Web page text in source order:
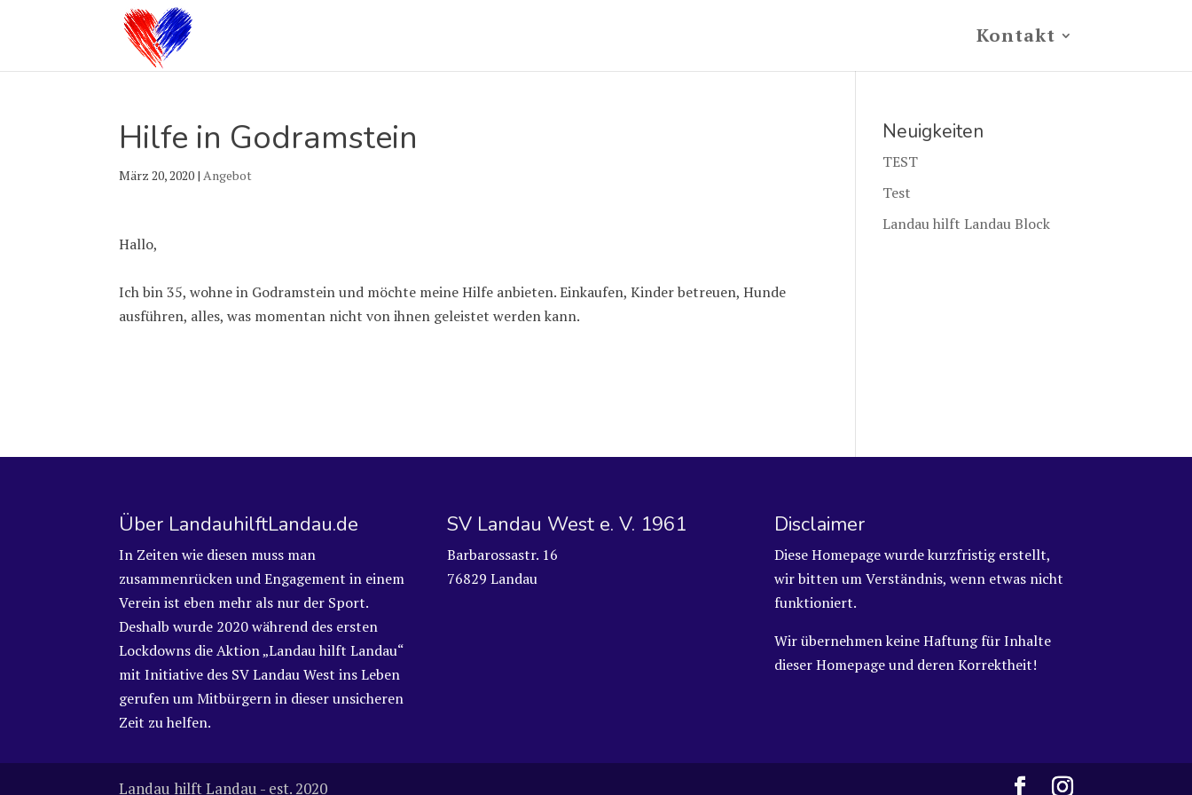
Kontakt
Hilfe in Godramstein
März 20, 2020 |Angebot
Hallo,
Ich bin 35, wohne in Godramstein und möchte meine Hilfe anbieten. Einkaufen, Kinder betreuen, Hunde
ausführen, alles, was momentan nicht von ihnen geleistet werden kann.
Neuigkeiten
TEST
Test
Landau hilft Landau Block
Über LandauhilftLandau.de
In Zeiten wie diesen muss man
zusammenrücken und Engagement in einem
Verein ist eben mehr als nur der Sport.
Deshalb wurde 2020 während des ersten
Lockdowns die Aktion „Landau hilft Landau“
mit Initiative des SV Landau West ins Leben
gerufen um Mitbürgern in dieser unsicheren
Zeit zu helfen.
SV Landau West e. V. 1961
Barbarossastr. 16
76829 Landau
Disclaimer
Diese Homepage wurde kurzfristig erstellt,
wir bitten um Verständnis, wenn etwas nicht
funktioniert.
Wir übernehmen keine Haftung für Inhalte
dieser Homepage und deren Korrektheit!
Landau hilft Landau - est. 2020